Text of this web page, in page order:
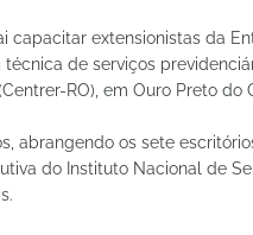
capacitar extensionistas da
técnica de serviços
RO), em Ouro Preto do
abrangendo os sete
do Instituto Nacional de